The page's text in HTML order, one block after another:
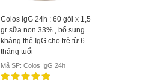
Colos IgG 24h : 60 gói x 1,5
gr sữa non 33% , bổ sung
kháng thể IgG cho trẻ từ 6
tháng tuổi
Mã SP: Colos IgG 24h